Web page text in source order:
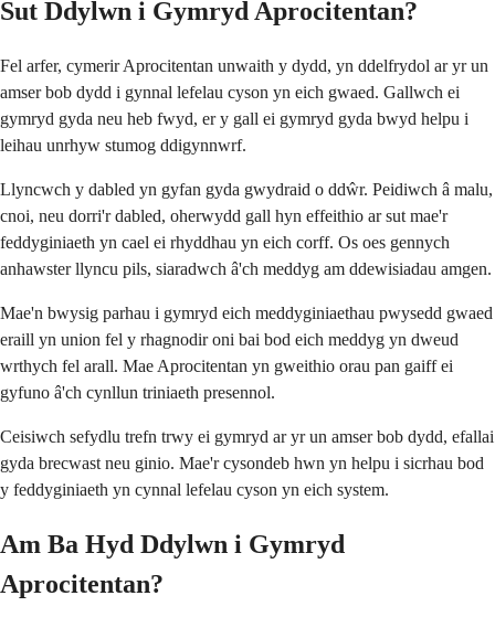
Sut Ddylwn i Gymryd Aprocitentan?
Fel arfer, cymerir Aprocitentan unwaith y dydd, yn ddelfrydol ar yr un
amser bob dydd i gynnal lefelau cyson yn eich gwaed. Gallwch ei
gymryd gyda neu heb fwyd, er y gall ei gymryd gyda bwyd helpu i
leihau unrhyw stumog ddigynnwrf.
Llyncwch y dabled yn gyfan gyda gwydraid o ddŵr. Peidiwch â malu,
cnoi, neu dorri'r dabled, oherwydd gall hyn effeithio ar sut mae'r
feddyginiaeth yn cael ei rhyddhau yn eich corff. Os oes gennych
anhawster llyncu pils, siaradwch â'ch meddyg am ddewisiadau amgen.
Mae'n bwysig parhau i gymryd eich meddyginiaethau pwysedd gwaed
eraill yn union fel y rhagnodir oni bai bod eich meddyg yn dweud
wrthych fel arall. Mae Aprocitentan yn gweithio orau pan gaiff ei
gyfuno â'ch cynllun triniaeth presennol.
Ceisiwch sefydlu trefn trwy ei gymryd ar yr un amser bob dydd, efallai
gyda brecwast neu ginio. Mae'r cysondeb hwn yn helpu i sicrhau bod
y feddyginiaeth yn cynnal lefelau cyson yn eich system.
Am Ba Hyd Ddylwn i Gymryd
Aprocitentan?